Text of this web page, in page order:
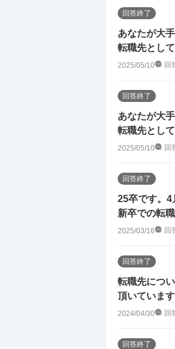
回答終了
あなたが大
転職先とし
2025/05/10 回
回答終了
あなたが大
転職先とし
2025/05/10 回
回答終了
25卒です。4
新卒での転
2025/03/16 回
回答終了
転職先につ
頂いていま
2024/04/30 回
回答終了